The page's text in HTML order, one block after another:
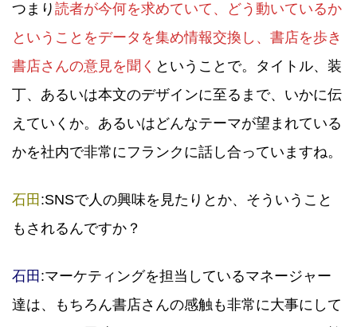
つまり 読者が今何を求めていて、どう動いているか
ということをデータを集め情報交換し、書店を歩き
書店さんの意見を聞く ということで。タイトル、装
丁、あるいは本文のデザインに至るまで、いかに伝
えていくか。あるいはどんなテーマが望まれている
かを社内で非常にフランクに話し合っていますね。
石田 :SNSで人の興味を見たりとか、そういうこと
もされるんですか？
石田 :マーケティングを担当しているマネージャー
達は、もちろん書店さんの感触も非常に大事にして